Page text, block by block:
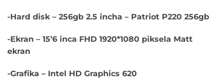
-Hard disk – 256gb 2.5 incha – Patriot P220 256gb
-Ekran – 15’6 inca FHD 1920*1080 piksela Matt
ekran
-Grafika – Intel HD Graphics 620